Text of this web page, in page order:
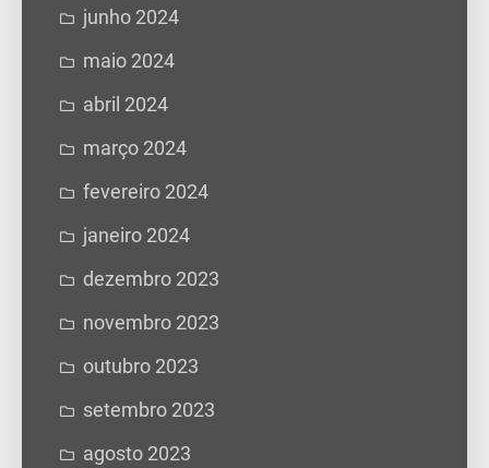
junho 2024
maio 2024
abril 2024
março 2024
fevereiro 2024
janeiro 2024
dezembro 2023
novembro 2023
outubro 2023
setembro 2023
agosto 2023